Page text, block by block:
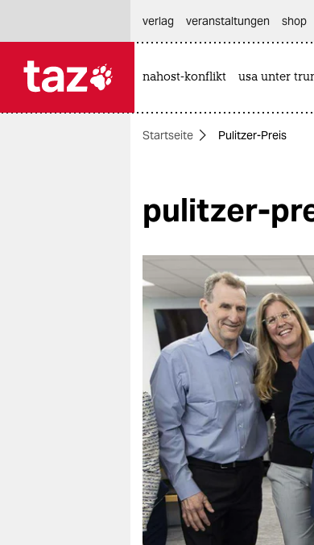
themen
öko
gesellschaft
kultur
sport
berlin
nord
wahrheit
verlag
verlag
veranstaltungen
verlag
veranstaltungen shop
nahost-konflikt usa unter
Startseite Pulitzer-Preis
pulitzer-